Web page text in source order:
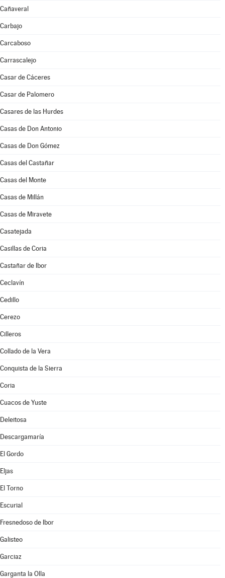
Cañaveral
Carbajo
Carcaboso
Carrascalejo
Casar de Cáceres
Casar de Palomero
Casares de las Hurdes
Casas de Don Antonio
Casas de Don Gómez
Casas del Castañar
Casas del Monte
Casas de Millán
Casas de Miravete
Casatejada
Casillas de Coria
Castañar de Ibor
Ceclavín
Cedillo
Cerezo
Cilleros
Collado de la Vera
Conquista de la Sierra
Coria
Cuacos de Yuste
Deleitosa
Descargamaría
El Gordo
Eljas
El Torno
Escurial
Fresnedoso de Ibor
Galisteo
Garciaz
Garganta la Olla